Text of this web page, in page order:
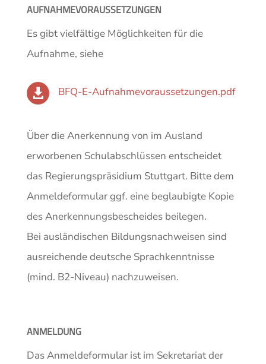
AUFNAHMEVORAUSSETZUNGEN
Es gibt vielfältige Möglichkeiten für die
Aufnahme, siehe
 BFQ-E-Aufnahmevoraussetzungen.pdf
Über die Anerkennung von im Ausland
erworbenen Schulabschlüssen entscheidet
das Regierungspräsidium Stuttgart. Bitte dem
Anmeldeformular ggf. eine beglaubigte Kopie
des Anerkennungsbescheides beilegen.
Bei ausländischen Bildungsnachweisen sind
ausreichende deutsche Sprachkenntnisse
(mind. B2-Niveau) nachzuweisen.
ANMELDUNG
Das Anmeldeformular ist im Sekretariat der